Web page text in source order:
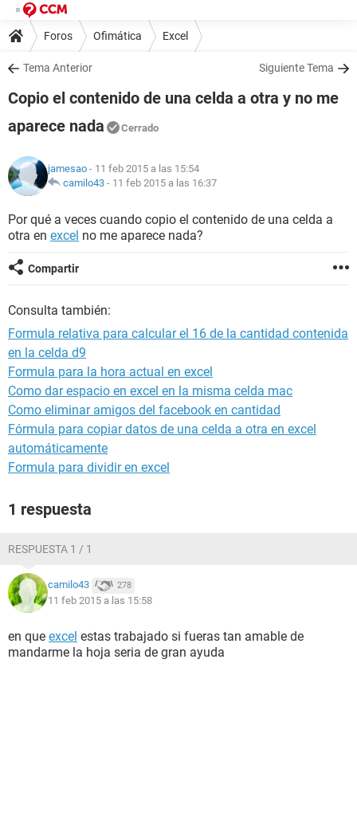
Foros Ofimática Excel
Tema Anterior Siguiente Tema
Copio el contenido de una celda a otra y no me
aparece nada
Cerrado
jamesao - 11 feb 2015 a las 15:54
camilo43 - 11 feb 2015 a las 16:37
Por qué a veces cuando copio el contenido de una celda a
otra en excel no me aparece nada?
Compartir
Consulta también:
Formula relativa para calcular el 16 de la cantidad contenida
en la celda d9
Formula para la hora actual en excel
Como dar espacio en excel en la misma celda mac
Como eliminar amigos del facebook en cantidad
Fórmula para copiar datos de una celda a otra en excel
automáticamente
Formula para dividir en excel
1 respuesta
RESPUESTA 1 / 1
camilo43 278
11 feb 2015 a las 15:58
en que excel estas trabajado si fueras tan amable de
mandarme la hoja seria de gran ayuda